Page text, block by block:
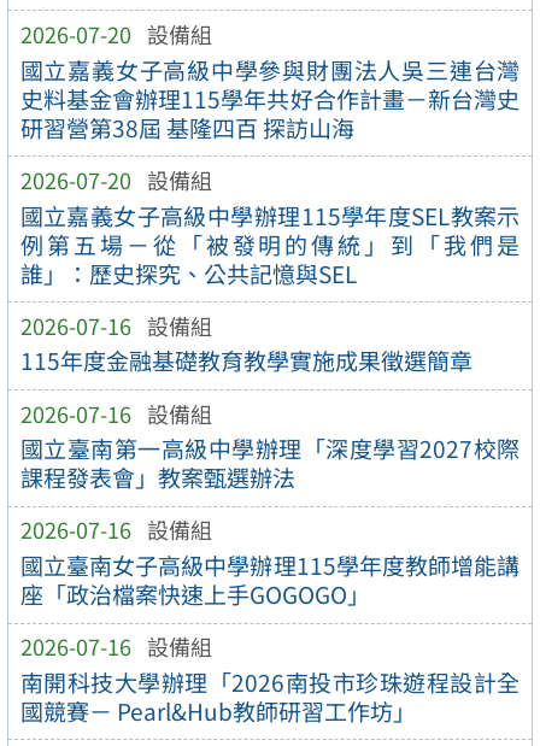
2026-07-20 設備組
國立嘉義女子高級中學參與財團法人吳三連台灣
史料基金會辦理115學年共好合作計畫－新台灣史
研習營第38屆 基隆四百 探訪山海
2026-07-20 設備組
國立嘉義女子高級中學辦理115學年度SEL教案示
例第五場－從「被發明的傳統」到「我們是
誰」：歷史探究、公共記憶與SEL
2026-07-16 設備組
115年度金融基礎教育教學實施成果徵選簡章
2026-07-16 設備組
國立臺南第一高級中學辦理「深度學習2027校際
課程發表會」教案甄選辦法
2026-07-16 設備組
國立臺南女子高級中學辦理115學年度教師增能講
座「政治檔案快速上手GOGOGO」
2026-07-16 設備組
南開科技大學辦理「2026南投市珍珠遊程設計全
國競賽－ Pearl&Hub教師研習工作坊」